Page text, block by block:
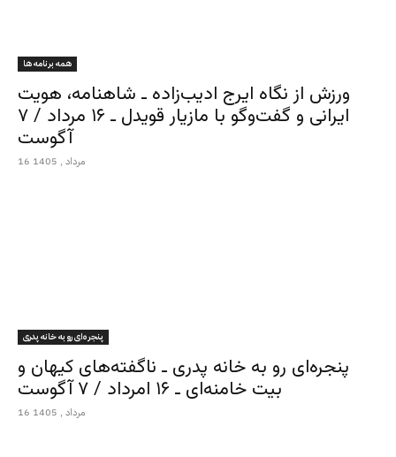
همه برنامه ها
ورزش از نگاه ایرج ادیب‌زاده ـ شاهنامه، هویت
ایرانی و گفت‌وگو با مازیار قویدل ـ ۱۶ مرداد / ۷
آگوست
16 مرداد , 1405
پنجره‌ای رو به خانه پدری
پنجره‌ای رو به خانه پدری ـ ناگفته‌های کیهان و
بیت خامنه‌ای ـ ۱۶ امرداد / ۷ آگوست
16 مرداد , 1405